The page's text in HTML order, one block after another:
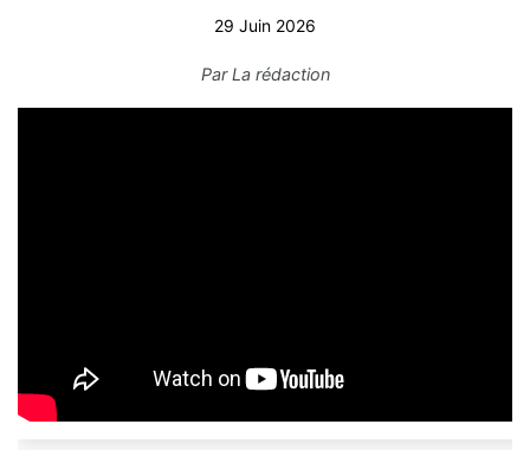
29 Juin 2026
ParLa rédaction